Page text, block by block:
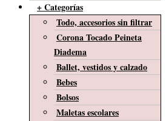
+ Categorías
Todo, accesorios sin filtrar
Corona Tocado Peineta
Diadema
Ballet, vestidos y calzado
Bebes
Bolsos
Maletas escolares